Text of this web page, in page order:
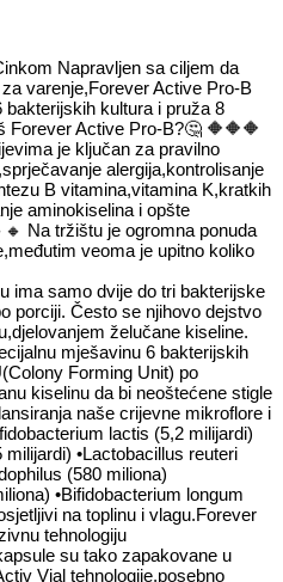
Napravljen sa ciljem da
varenje,Forever Active Pro-B
kultura i pruža 8
Forever Active Pro-B?🤔 🔶🔶🔶
je ključan za pravilno
alergija,kontrolisanje
B vitamina,vitamina K,kratkih
aminokiselina i opšte
🔸 Na tržištu je ogromna ponuda
veoma je upitno koliko
ima samo dvije do tri bakterijske
porciji. Često se njihovo dejstvo
želučane kiseline.
mješavinu 6 bakterijskih
Forming Unit) po
kiselinu da bi neoštećene stigle
naše crijevne mikroflore i
lactis (5,2 milijardi)
•Lactobacillus reuteri
(580 miliona)
•Bifidobacterium longum
na toplinu i vlagu.Forever
tehnologiju
su tako zapakovane u
Vial tehnologije,posebno